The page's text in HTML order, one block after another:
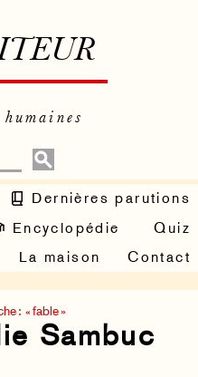
Dernières parutions
Encyclopédie
Quiz
La maison Contact
: « fable »
Sambuc